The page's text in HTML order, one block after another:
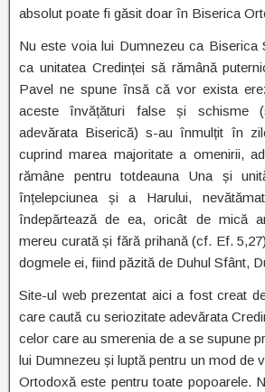
absolut poate fi găsit doar în Biserica
Nu este voia lui Dumnezeu ca Biserica
ca unitatea Credinței să rămână
Pavel ne spune însă că vor exista
aceste învățături false și schisme
adevărata Biserică) s-au înmulțit în
cuprind marea majoritate a omenirii,
rămâne pentru totdeauna Una și
înțelepciunea și a Harului,
îndepărtează de ea, oricât de mică
mereu curată și fără prihană (cf. Ef.
dogmele ei, fiind păzită de Duhul Sfânt,
Site-ul web prezentat aici a fost creat
care caută cu seriozitate adevărata
celor care au smerenia de a se supune
lui Dumnezeu și luptă pentru un mod de
Ortodoxă este pentru toate popoarele.